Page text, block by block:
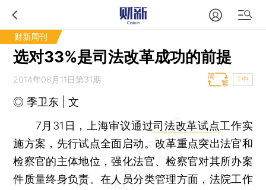
财新周刊
选对33%是司法改革成功的前提
2014年08月11日第31期 T中
◎ 季卫东 | 文
7月31日，上海审议通过司法改革试点工作实
施方案，先行试点全面启动。改革重点突出法官和
检察官的主体地位，强化法官、检察官对其所办案
件质量终身负责。在人员分类管理方面，法院工作